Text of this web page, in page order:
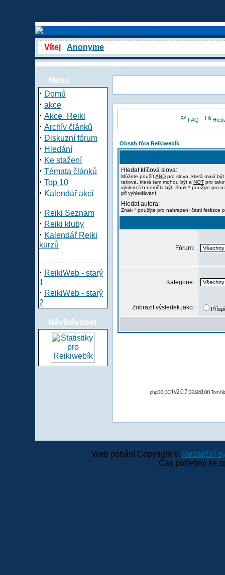
Vítej Anonyme
Menu
· Domů
· akce
· Akce_Reiki
· Archív článků
· Diskuzní fórum
· Hledání
· Ke stažení
· Témata článků
· Top 10
· Kalendář akcí
· Reiki Seznam
· Reiki kluby
· Kalendář Reiki
kurzů
· ReikiWeb - starý
1
· ReikiWeb - starý
2
Návštěvnost
FAQ
Obsah fóra Reikiwebík
Hledat klíčová slova:
Můžete použítAND pro slova, která musí
taková, která tam mohou být a NOT pro
výsledcích neměla být. Znak * použijte pro
při vyhledávání.
Hledat autora:
Znak * použijte pro nahrazení části řetězce
Fórum:
Kategorie:
Zobrazit výsledek jako:
phpBBport v2.0.7 based onTom
Web pohání Copyright © Redakční
Čas potřebný ke